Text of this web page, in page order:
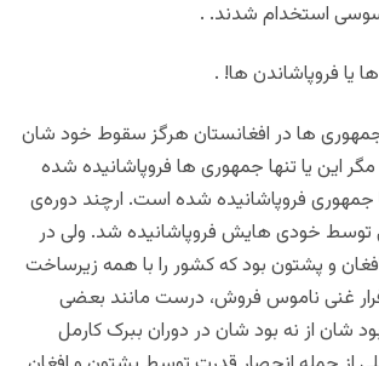
استخدام شدند. .
یا فروپاشاندن ها! .
ها در افغانستان هرگز سقوط خود شان
مگر این یا تنها جمهوری ها فروپاشانیده شده
جمهوری فروپاشانیده شده است. ارچند دوره‌ی
توسط خودی هایش فروپاشانیده شد. ولی در‌
و پشتون بود که کشور را با همه زیرساخت
غنی ناموس فروش، درست مانند بعضی
شان از نه بود شان در دوران ببرک کارمل